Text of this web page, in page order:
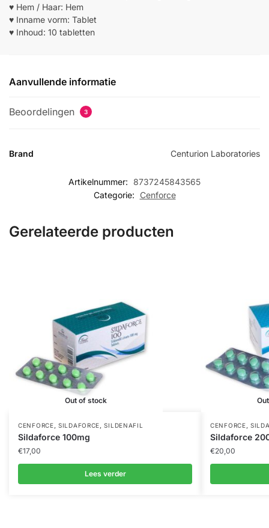
♥ Hem / Haar: Hem
♥ Inname vorm: Tablet
♥ Inhoud: 10 tabletten
Aanvullende informatie
Beoordelingen 3
Brand Centurion Laboratories
Artikelnummer:
8737245843565
Categorie:
Cenforce
Gerelateerde producten
Out of stock
CENFORCE,SILDAFORCE,SILDENAFIL
Sildaforce 100mg
€17,00
Lees verder
CENFORCE,
Sildaforce
€20,00